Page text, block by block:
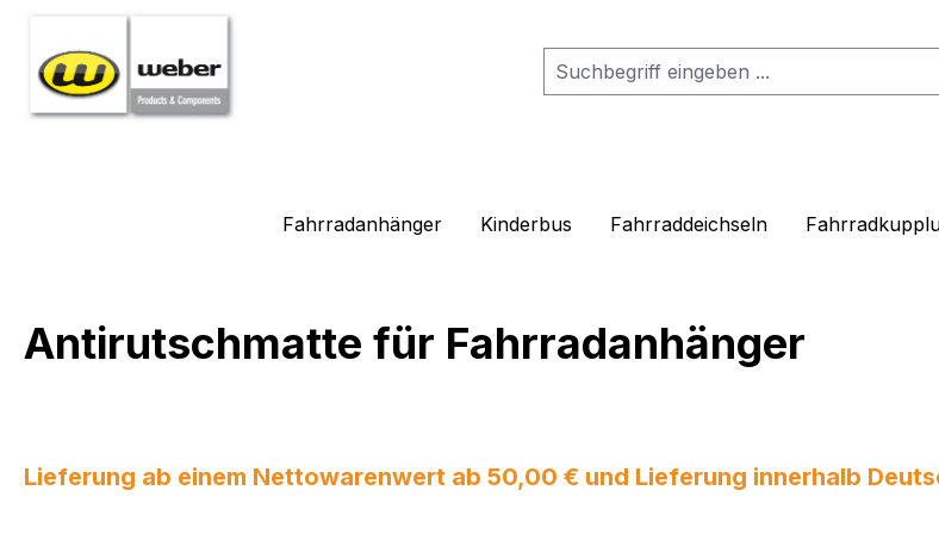
Hauptinhalt springen
Zur Suche springen
Zur Hauptnavigation springen
Fahrradanhänger Kinderbus Fahrraddeichseln
Antirutschmatte für Fahrradanhänger
Lieferung ab einem Nettowarenwert ab 50,00 € und Lieferung innerhalb